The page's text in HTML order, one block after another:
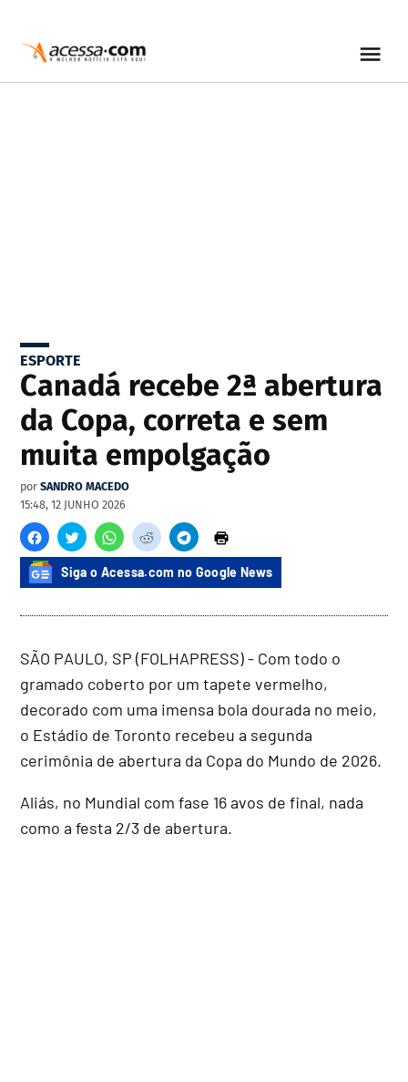
ESPORTE
Canadá recebe 2ª abertura
da Copa, correta e sem
muita empolgação
por SANDRO MACEDO
15:48, 12 JUNHO 2026
Siga o Acessa.com no Google News
SÃO PAULO, SP (FOLHAPRESS) - Com todo o
gramado coberto por um tapete vermelho,
decorado com uma imensa bola dourada no meio,
o Estádio de Toronto recebeu a segunda
cerimônia de abertura da Copa do Mundo de 2026.
Aliás, no Mundial com fase 16 avos de final, nada
como a festa 2/3 de abertura.